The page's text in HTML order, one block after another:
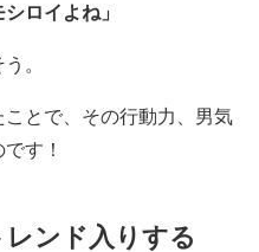
ロイよね」
。
とで、その行動力、男気
す！
ンド入りする